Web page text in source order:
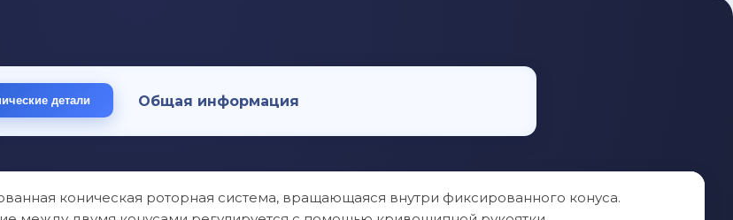
детали Общая информация
коническая роторная система, вращающаяся внутри фиксированного конуса.